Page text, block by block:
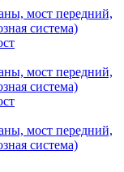
мост передний,
система)
мост передний,
система)
мост передний,
система)